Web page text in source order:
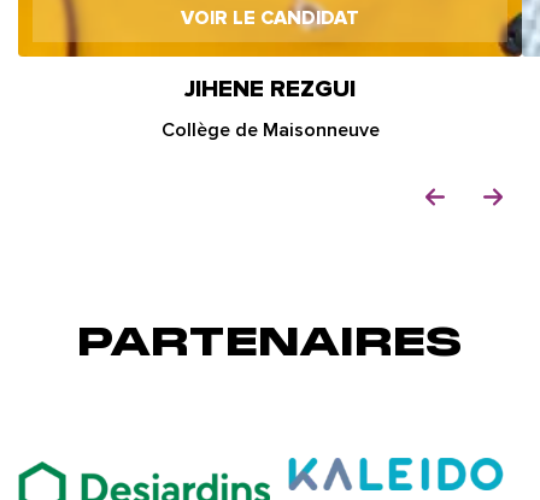
VOIR LE CANDIDAT
JIHENE REZGUI
Collège de Maisonneuve
PARTENAIRES